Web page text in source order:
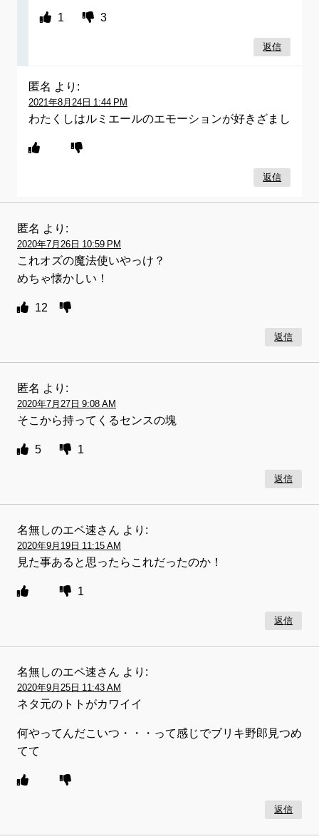
1 3
返信
匿名 より:
2021年8月24日 1:44 PM
わたくしはルミエールのエモーションが好きざまし
返信
匿名 より:
2020年7月26日 10:59 PM
これオズの魔法使いやっけ？
めちゃ懐かしい！
12
返信
匿名 より:
2020年7月27日 9:08 AM
そこから持ってくるセンスの塊
5 1
返信
名無しのエペ速さん より:
2020年9月19日 11:15 AM
見た事あると思ったらこれだったのか！
1
返信
名無しのエペ速さん より:
2020年9月25日 11:43 AM
ネタ元のトトがカワイイ
何やってんだこいつ・・・って感じでブリキ野郎見つめ
てて
返信